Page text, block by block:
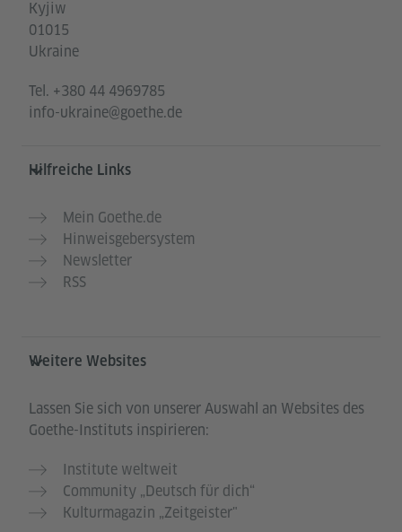
Kyjiw
01015
Ukraine
Tel. +380 44 4969785
info-ukraine@goethe.de
Hilfreiche Links
Mein Goethe.de
Hinweisgebersystem
Newsletter
RSS
Weitere Websites
Lassen Sie sich von unserer Auswahl an Websites des
Goethe-Instituts inspirieren:
Institute weltweit
Community „Deutsch für dich“
Kulturmagazin „Zeitgeister"